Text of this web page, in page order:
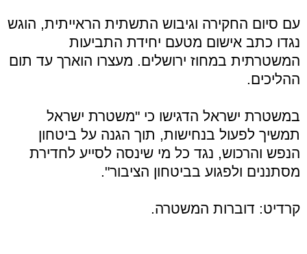
עם סיום החקירה וגיבוש התשתית הראייתית, הוגש
נגדו כתב אישום מטעם יחידת התביעות
המשטרתית במחוז ירושלים. מעצרו הוארך עד תום
ההליכים.
במשטרת ישראל הדגישו כי "משטרת ישראל
תמשיך לפעול בנחישות, תוך הגנה על ביטחון
הנפש והרכוש, נגד כל מי שינסה לסייע לחדירת
מסתננים ולפגוע בביטחון הציבור".
קרדיט: דוברות המשטרה.